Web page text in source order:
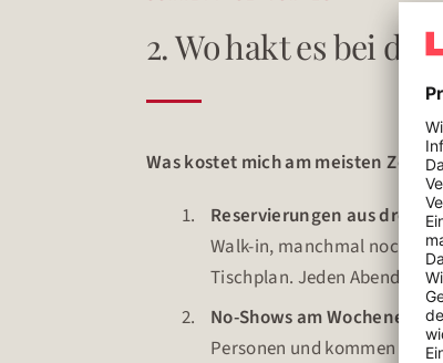
2. Wo hakt es bei dir?
Was kostet mich am meisten Zeit
Reservierungen aus drei
Walk-in, manchmal noch
Tischplan. Jeden Abend 40
No-Shows am Wochenende
Personen und kommen